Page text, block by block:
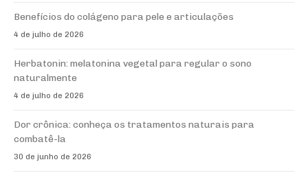
Benefícios do colágeno para pele e articulações
4 de julho de 2026
Herbatonin: melatonina vegetal para regular o sono
naturalmente
4 de julho de 2026
Dor crônica: conheça os tratamentos naturais para
combatê-la
30 de junho de 2026